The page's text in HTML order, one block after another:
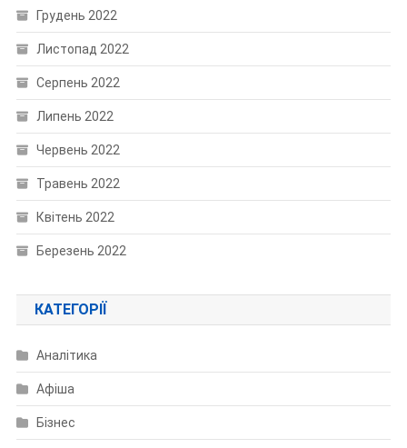
Грудень 2022
Листопад 2022
Серпень 2022
Липень 2022
Червень 2022
Травень 2022
Квітень 2022
Березень 2022
КАТЕГОРІЇ
Аналітика
Афіша
Бізнес